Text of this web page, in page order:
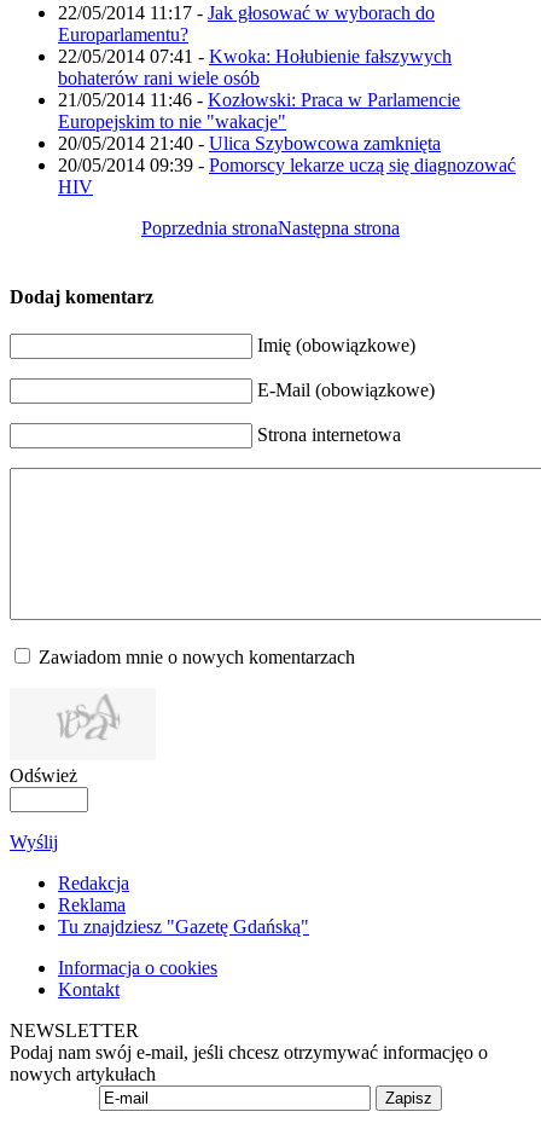
22/05/2014 11:17 - Jak głosować w wyborach do
Europarlamentu?
22/05/2014 07:41 - Kwoka: Hołubienie fałszywych
bohaterów rani wiele osób
21/05/2014 11:46 - Kozłowski: Praca w Parlamencie
Europejskim to nie "wakacje"
20/05/2014 21:40 - Ulica Szybowcowa zamknięta
20/05/2014 09:39 - Pomorscy lekarze uczą się diagnozować
HIV
Poprzednia stronaNastępna strona
Dodaj komentarz
Imię (obowiązkowe)
E-Mail (obowiązkowe)
Strona internetowa
Zawiadom mnie o nowych komentarzach
Odśwież
Wyślij
Redakcja
Reklama
Tu znajdziesz "Gazetę Gdańską"
Informacja o cookies
Kontakt
NEWSLETTER
Podaj nam swój e-mail, jeśli chcesz otrzymywać informacjęo o
nowych artykułach
Zapisz